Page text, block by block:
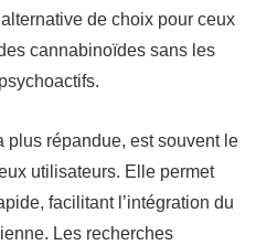
de choix pour ceux
cannabinoïdes sans les
plus répandue, est souvent le
utilisateurs. Elle permet
facilitant l’intégration du
Les recherches